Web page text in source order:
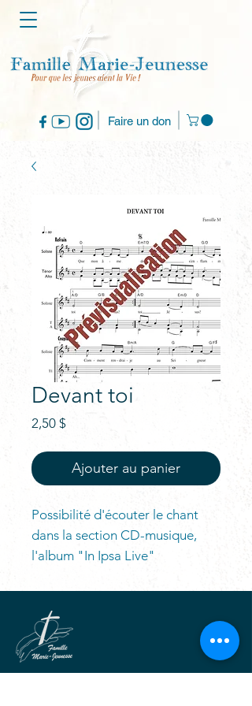
Faire un don
Devant toi
2,50 $Prix
Ajouter au panier
Possibilité d'écouter le chant
dans la section CD-musique,
l'album "In Ipsa Live"
Pour la beauté et la joie de Dieu,